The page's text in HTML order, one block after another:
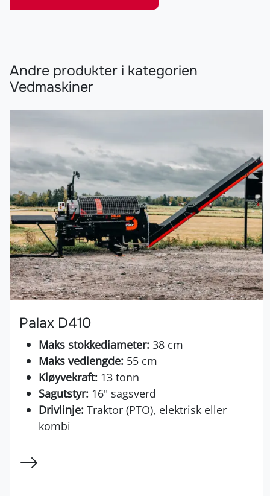
Andre produkter i kategorien
Vedmaskiner
Palax D410
Maks stokkediameter: 38 cm
Maks vedlengde: 55 cm
Kløyvekraft: 13 tonn
Sagutstyr: 16" sagsverd
Drivlinje: Traktor (PTO), elektrisk eller
kombi